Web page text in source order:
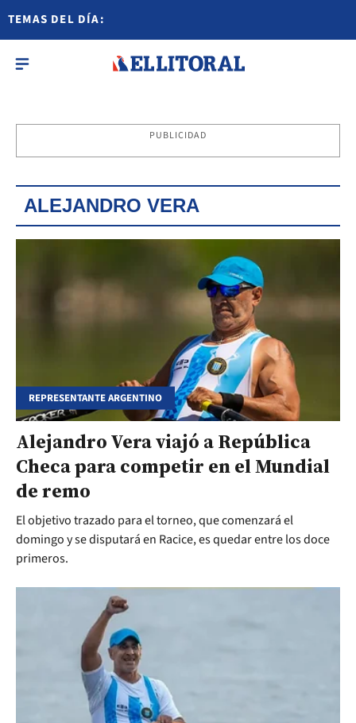
TEMAS DEL DÍA:
PUBLICIDAD
ALEJANDRO VERA
REPRESENTANTE ARGENTINO
Alejandro Vera viajó a República
Checa para competir en el Mundial
de remo
El objetivo trazado para el torneo, que comenzará el
domingo y se disputará en Racice, es quedar entre los doce
primeros.